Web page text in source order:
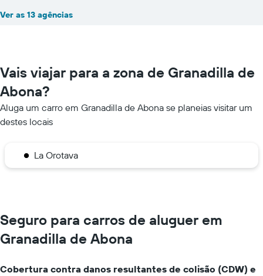
Ver as 13 agências
Vais viajar para a zona de Granadilla de
Abona?
Aluga um carro em Granadilla de Abona se planeias visitar um
destes locais
La Orotava
Seguro para carros de aluguer em
Granadilla de Abona
Cobertura contra danos resultantes de colisão (CDW) e